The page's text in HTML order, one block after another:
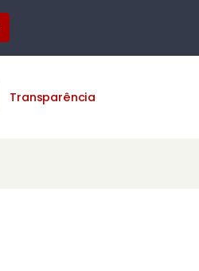
Transparência